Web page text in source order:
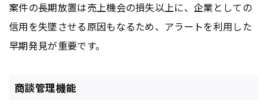
案件の長期放置は売上機会の損失以上に、企業としての
信用を失墜させる原因もなるため、アラートを利用した
早期発見が重要です。
商談管理機能